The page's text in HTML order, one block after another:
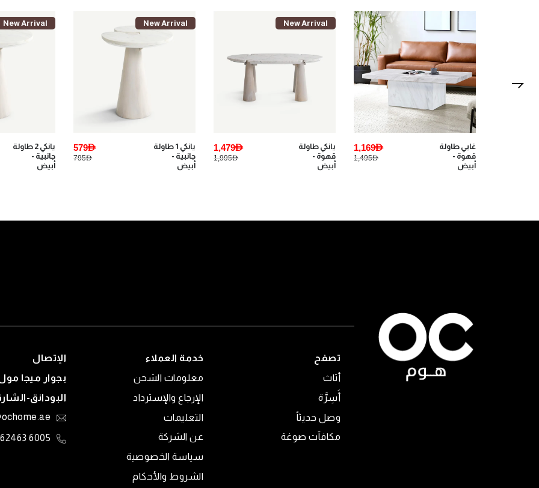
غابي طاولة
قهوة -
أبيض
1,169AED
1,495AED
New Arrival
يانكي طاولة
قهوة -
أبيض
1,479AED
1,995AED
New Arrival
يانكي 1 طاولة
جانبية -
أبيض
579AED
795AED
New Arrival
يانكي 2 طاولة
جانبية -
أبيض
تصفح
أثاث
أَسِرَّة
وصل حديثاً
مكافآت صوغة
خدمة العملاء
معلومات الشحن
الإرجاع والإسترداد
التعليمات
عن الشركة
سياسة الخصوصية
الشروط والأحكام
الإتصال
بجوار ميجا
البودانق-
6005 62463